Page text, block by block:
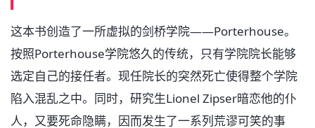
这本书创造了一所虚拟的剑桥学院——Porterhouse。
按照Porterhouse学院悠久的传统，只有学院院长能够
选定自己的接任者。现任院长的突然死亡使得整个学院
陷入混乱之中。同时，研究生Lionel Zipser暗恋他的仆
人，又要死命隐瞒，因而发生了一系列荒谬可笑的事